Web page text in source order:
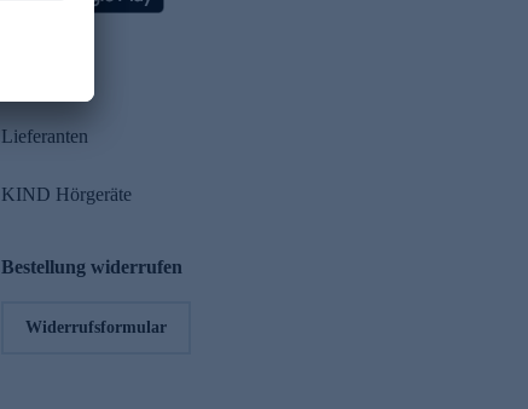
Lieferanten
KIND Hörgeräte
Bestellung widerrufen
Widerrufsformular